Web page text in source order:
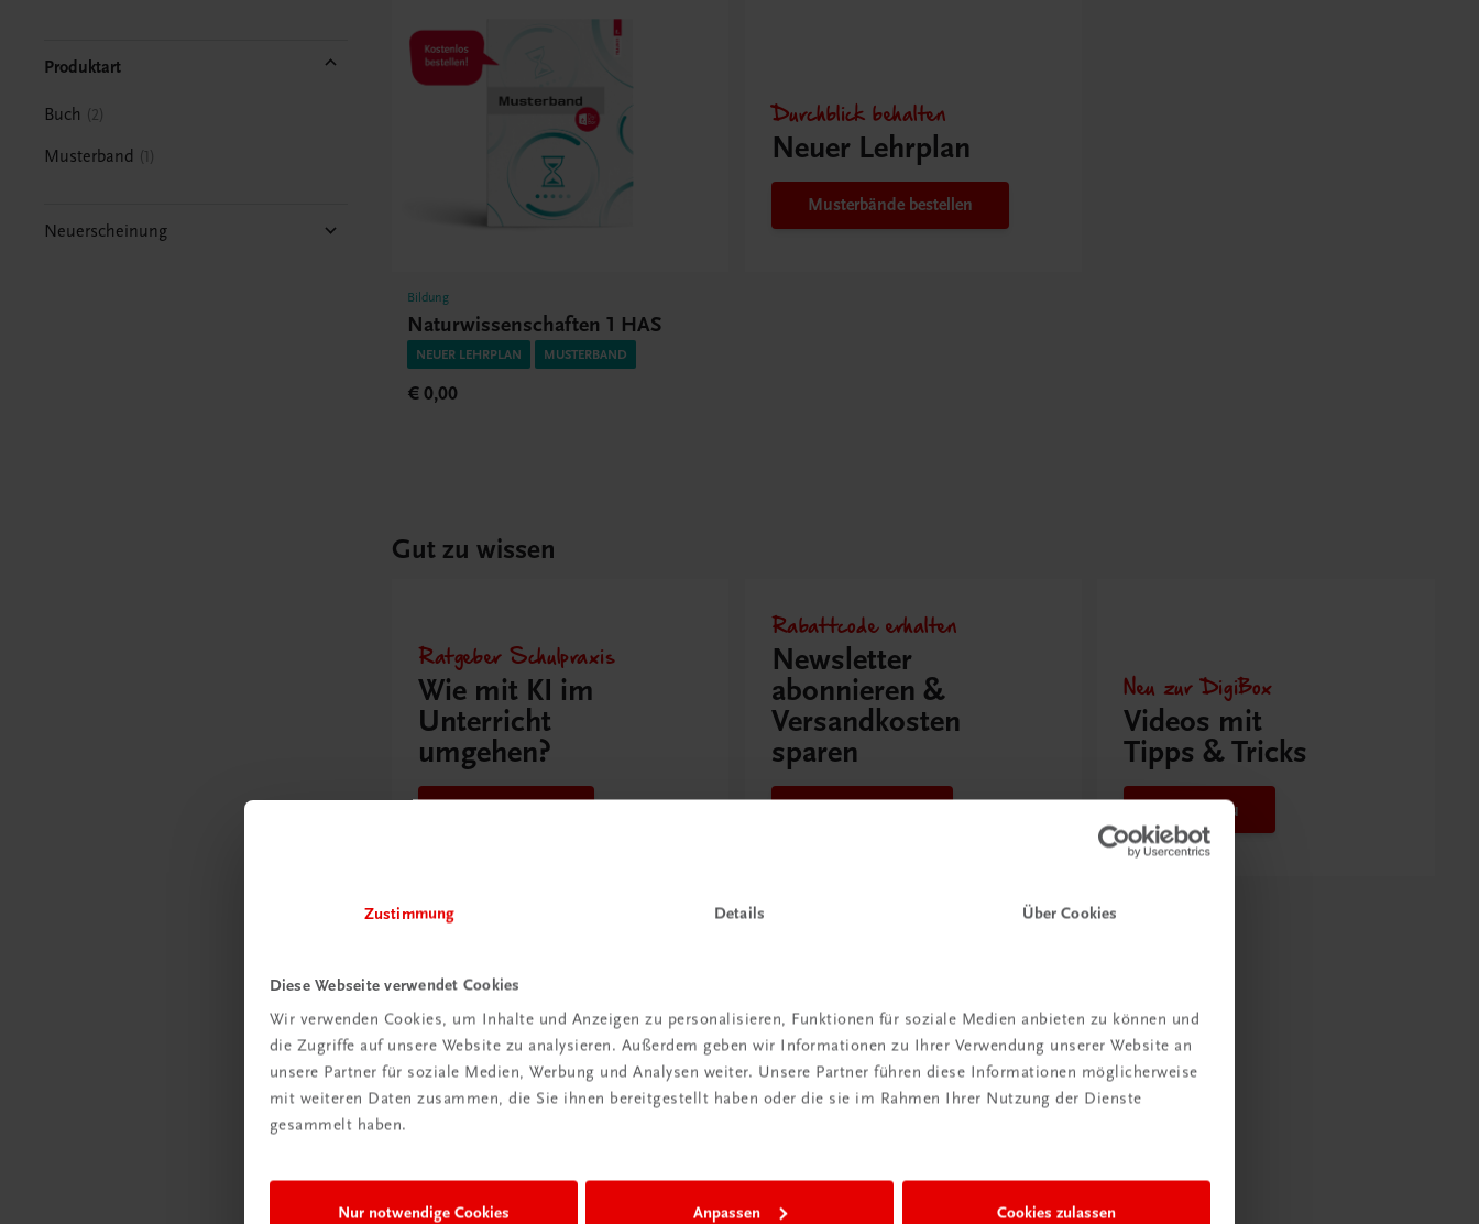
Zustimmung Details Über Cookies
Diese Webseite verwendet Cookies
Wir verwenden Cookies, um Inhalte und Anzeigen zu personalisieren, Funktionen für soziale Medien anbieten zu können und
die Zugriffe auf unsere Website zu analysieren. Außerdem geben wir Informationen zu Ihrer Verwendung unserer Website an
unsere Partner für soziale Medien, Werbung und Analysen weiter. Unsere Partner führen diese Informationen möglicherweise
mit weiteren Daten zusammen, die Sie ihnen bereitgestellt haben oder die sie im Rahmen Ihrer Nutzung der Dienste
gesammelt haben.
Nur notwendige Cookies Anpassen Cookies zulassen
Produktart
Buch 2
Musterband 1
Neuerscheinung
Bildung
Naturwissenschaften 1 HAS
NEUER LEHRPLAN MUSTERBAND
€ 0,00
Durchblick behalten
Neuer Lehrplan
Musterbände bestellen
Gut zu wissen
Ratgeber Schulpraxis
Wie mit KI im
Unterricht
umgehen?
Rabattcode erhalten
Newsletter
abonnieren &
Versandkosten
sparen
Neu zur DigiBox
Videos mit
Tipps & Tricks
Mehr dazu
Schon entdeckt?
Ratgeber
Schulpraxis
Das „Digitale
Klassenzimmer“